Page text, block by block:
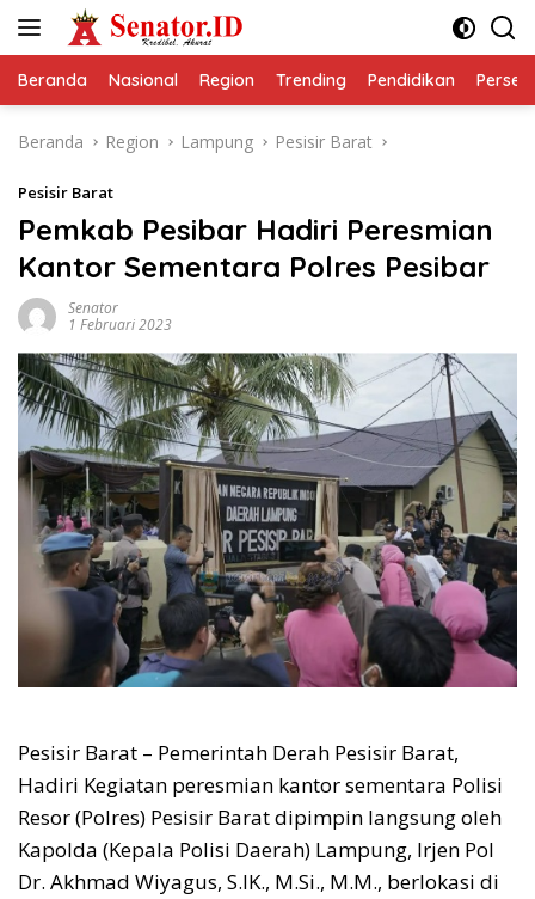
Beranda Nasional Region Trending Pendidikan
Beranda Region Lampung Pesisir Barat
Pesisir Barat
Pemkab Pesibar Hadiri Peresmian
Kantor Sementara Polres Pesibar
Senator
1 Februari 2023
Pesisir Barat – Pemerintah Derah Pesisir Barat,
Hadiri Kegiatan peresmian kantor sementara Polisi
Resor (Polres) Pesisir Barat dipimpin langsung oleh
Kapolda (Kepala Polisi Daerah) Lampung, Irjen Pol
Dr. Akhmad Wiyagus, S.IK., M.Si., M.M., berlokasi di